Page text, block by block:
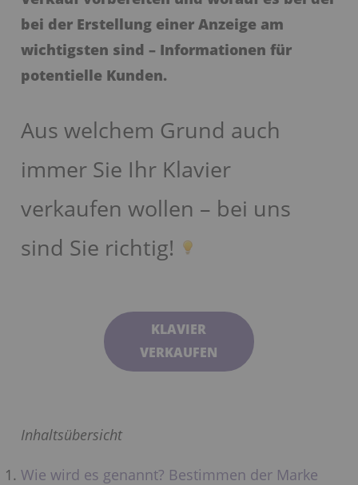
bei der Erstellung einer Anzeige am
wichtigsten sind – Informationen für
potentielle Kunden.
Aus welchem Grund auch
immer Sie Ihr Klavier
verkaufen wollen – bei uns
sind Sie richtig!
KLAVIER
VERKAUFEN
Inhaltsübersicht
Wie wird es genannt? Bestimmen der Marke